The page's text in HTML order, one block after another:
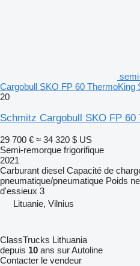
Cargobull SKO FP 60 ThermoKing
20
Schmitz Cargobull SKO FP 60
29 700 € ≈ 34 320 $ US
Semi-remorque frigorifique
2021
Carburant diesel Capacité de
pneumatique/pneumatique Poids
d'essieux 3
Lituanie, Vilnius
ClassTrucks Lithuania
depuis 10 ans sur Autoline
Contacter le vendeur